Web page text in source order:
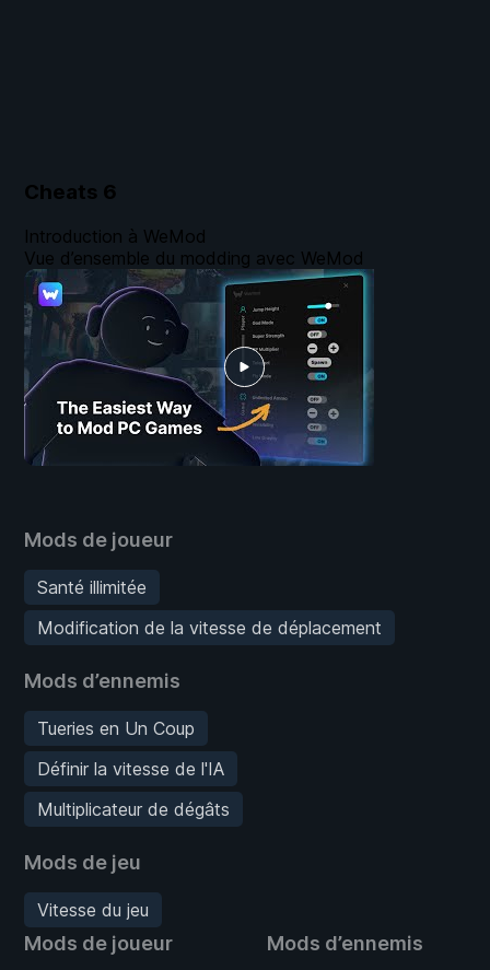
Cheats 6
Mods de joueur
Santé illimitée
Modification de la vitesse de déplacement
Mods d’ennemis
Tueries en Un Coup
Définir la vitesse de l'IA
Multiplicateur de dégâts
Mods de jeu
Vitesse du jeu
Mods de joueur Mods d’ennemis
Introduction à WeMod
Vue d’ensemble du modding avec WeMod